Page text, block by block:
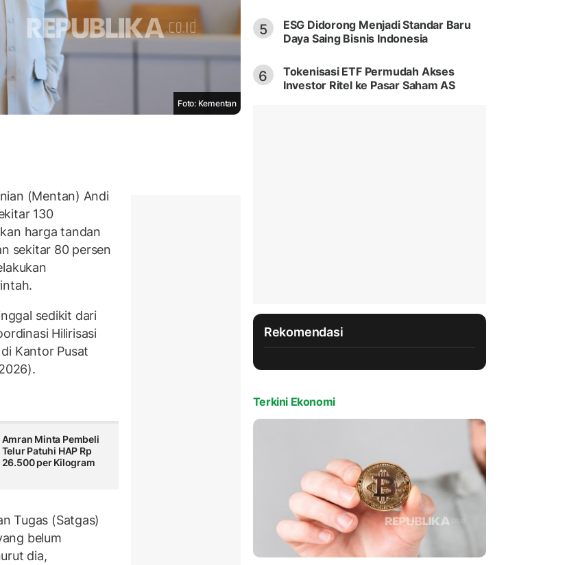
Foto: Kementan
(Mentan) Andi
130
harga tandan
sekitar 80 persen
sedikit dari
Hilirisasi
Kantor Pusat
Amran Minta Pembeli
Telur Patuhi HAP Rp
26.500 per Kilogram
Tugas (Satgas)
belum
dia,
5
ESG Didorong Menjadi Standar Baru
Daya Saing Bisnis Indonesia
6
Tokenisasi ETF Permudah Akses
Investor Ritel ke Pasar Saham AS
Rekomendasi
Terkini Ekonomi